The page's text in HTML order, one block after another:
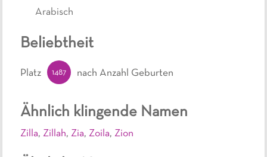
Arabisch
Ähnlich klingende Namen
Zilla, Zillah, Zia, Zoila, Zion
Beliebtheit
Platz 1487 nach Anzahl Geburten